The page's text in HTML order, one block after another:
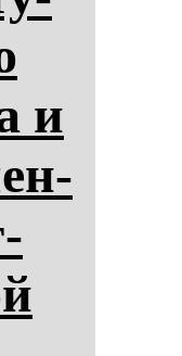
и